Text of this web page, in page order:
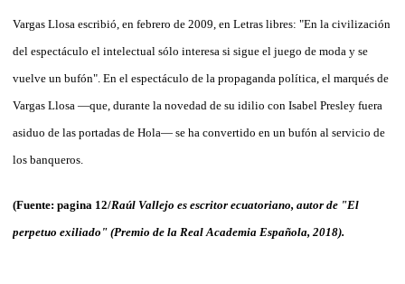
Vargas Llosa escribió, en febrero de 2009, en Letras libres: "En la civilización
del espectáculo el intelectual sólo interesa si sigue el juego de moda y se
vuelve un bufón". En el espectáculo de la propaganda política, el marqués de
Vargas Llosa —que, durante la novedad de su idilio con Isabel Presley fuera
asiduo de las portadas de Hola— se ha convertido en un bufón al servicio de
los banqueros.
(Fuente: pagina 12/Raúl Vallejo es escritor ecuatoriano, autor de "El
perpetuo exiliado" (Premio de la Real Academia Española, 2018).